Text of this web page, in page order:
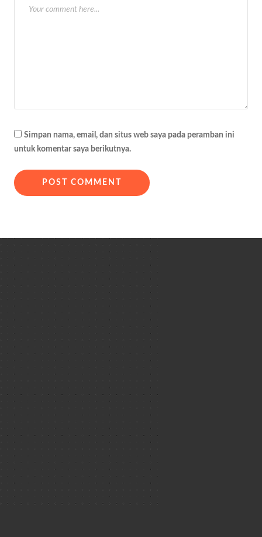
Simpan nama, email, dan situs web saya pada peramban ini
untuk komentar saya berikutnya.